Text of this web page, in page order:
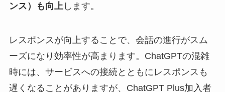
ンス）も向上 します。
レスポンスが向上することで、会話の進行がスム
ーズになり効率性が高まります。ChatGPTの混雑
時には、サービスへの接続とともにレスポンスも
遅くなることがありますが、ChatGPT Plus加入者